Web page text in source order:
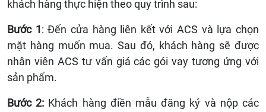
khách hàng thực hiện theo quy trình sau:
Bước 1: Đến cửa hàng liên kết với ACS và lựa chọn
mặt hàng muốn mua. Sau đó, khách hàng sẽ được
nhân viên ACS tư vấn giá các gói vay tương ứng với
sản phẩm.
Bước 2: Khách hàng điền mẫu đăng ký và nộp các